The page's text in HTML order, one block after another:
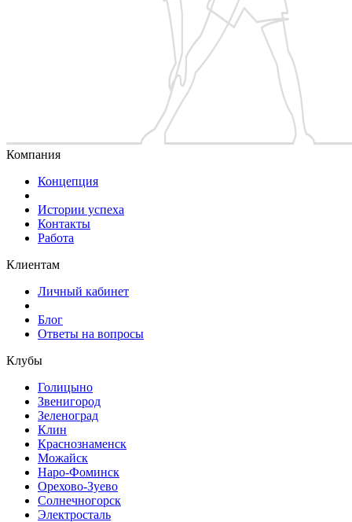
Компания
Концепция
Истории успеха
Контакты
Работа
Клиентам
Личный кабинет
Блог
Ответы на вопросы
Клубы
Голицыно
Звенигород
Зеленоград
Клин
Краснознаменск
Можайск
Наро-Фоминск
Орехово-Зуево
Солнечногорск
Электросталь